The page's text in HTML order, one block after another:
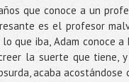
que conoce a un
es el profesor
iba, Adam conoce a
la suerte que tiene,
acaba acostándose